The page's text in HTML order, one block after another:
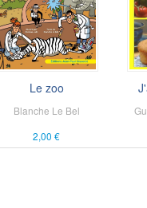
Le zoo
Blanche Le Bel
2,00 €